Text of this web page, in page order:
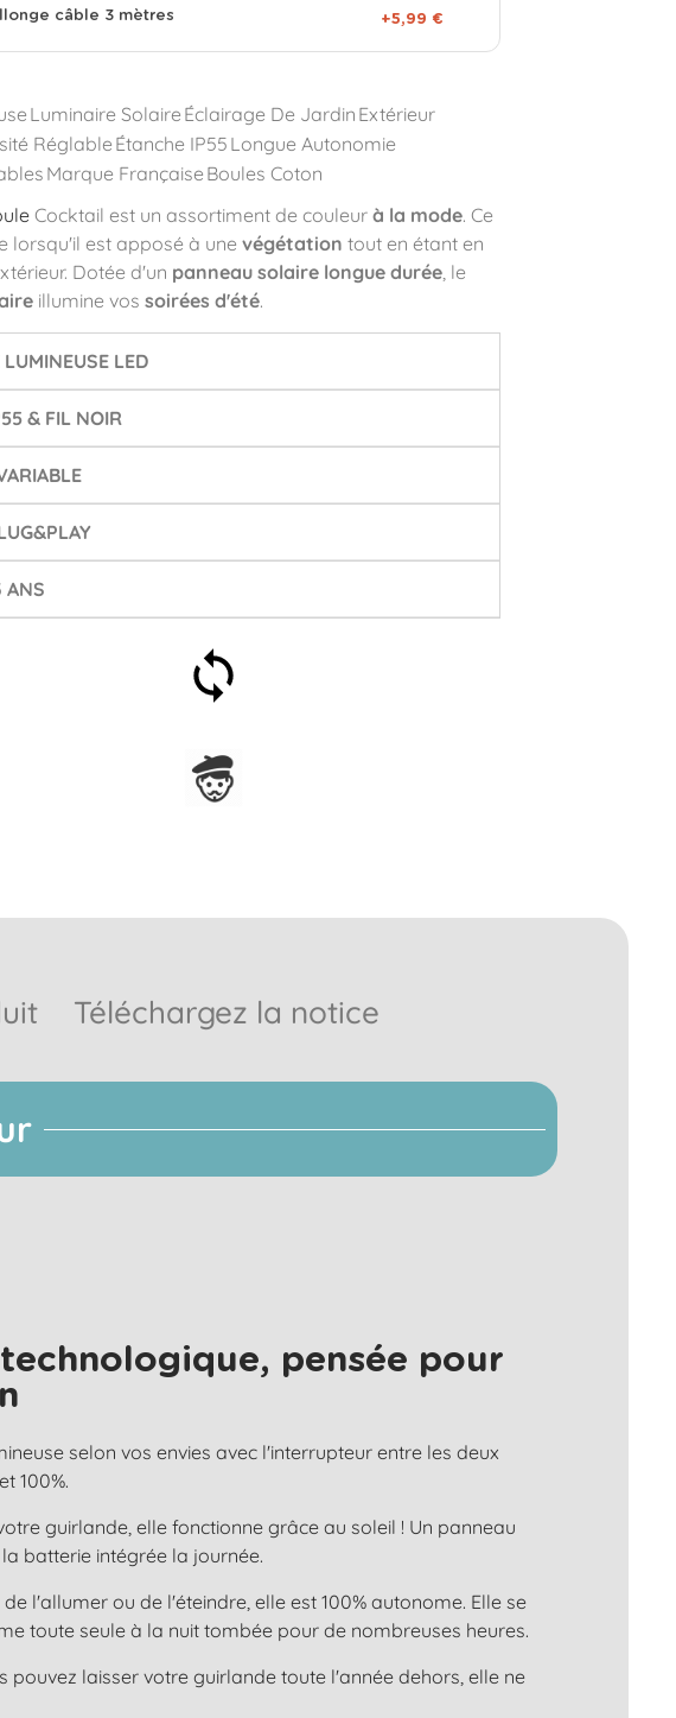
câble 3 mètres +5,99 €
Luminaire Solaire Éclairage De Jardin Extérieur
Réglable Étanche IP55 Longue Autonomie
Marque Française Boules Coton
Cocktail est un assortiment de couleur à la mode. Ce
lorsqu'il est apposé à une végétation tout en étant en
Dotée d'un panneau solaire longue durée, le
illumine vos soirées d'été.
LED
& FIL NOIR
ANS
Téléchargez la notice
pensée pour
selon vos envies avec l'interrupteur entre les deux
100%.
guirlande, elle fonctionne grâce au soleil ! Un panneau
batterie intégrée la journée.
l'allumer ou de l'éteindre, elle est 100% autonome. Elle se
toute seule à la nuit tombée pour de nombreuses heures.
pouvez laisser votre guirlande toute l'année dehors, elle ne